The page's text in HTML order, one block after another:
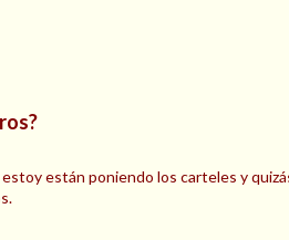
están poniendo los carteles y